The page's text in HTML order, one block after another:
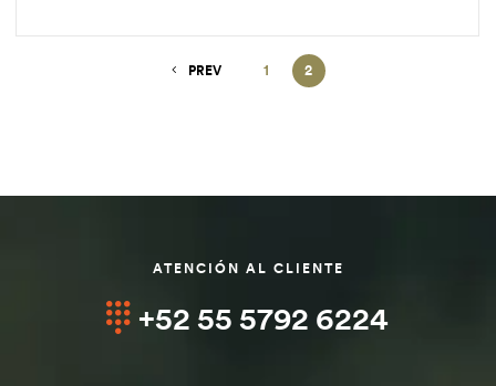
PREV 1 2
ATENCIÓN AL CLIENTE
+52 55 5792 6224